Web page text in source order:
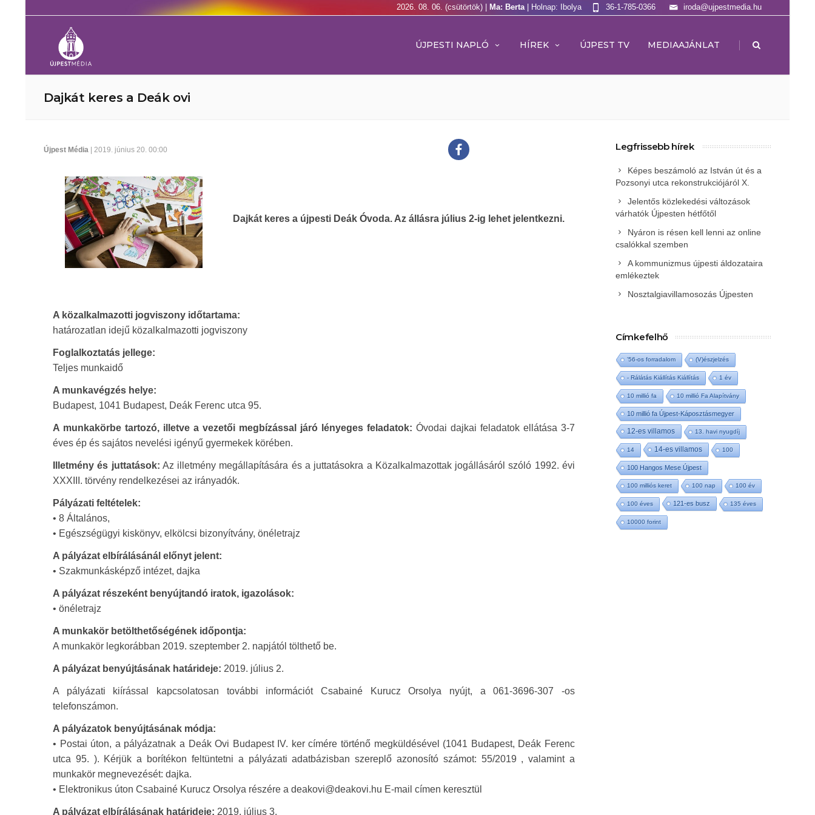
2026. 08. 06. (csütörtök) | Ma: Berta | Holnap: Ibolya iroda@ujpestmedia.hu
36-1-785-0366
ÚJPESTI NAPLÓ HÍREK ÚJPEST TV MEDIAAJÁNLAT |
Dajkát keres a Deák ovi
Újpest Média | 2019. június 20. 00:00
Dajkát keres a újpesti Deák Óvoda. Az állásra július 2-ig lehet jelentkezni.
A közalkalmazotti jogviszony időtartama:
határozatlan idejű közalkalmazotti jogviszony
Foglalkoztatás jellege:
Teljes munkaidő
A munkavégzés helye:
Budapest, 1041 Budapest, Deák Ferenc utca 95.
A munkakörbe tartozó, illetve a vezetői megbízással járó lényeges feladatok: Óvodai dajkai feladatok ellátása 3-7
éves ép és sajátos nevelési igényű gyermekek körében.
Illetmény és juttatások: Az illetmény megállapítására és a juttatásokra a Közalkalmazottak jogállásáról szóló 1992. évi
XXXIII. törvény rendelkezései az irányadók.
Pályázati feltételek:
• 8 Általános,
• Egészségügyi kiskönyv, elkölcsi bizonyítvány, önéletrajz
A pályázat elbírálásánál előnyt jelent:
• Szakmunkásképző intézet, dajka
A pályázat részeként benyújtandó iratok, igazolások:
• önéletrajz
A munkakör betölthetőségének időpontja:
A munkakör legkorábban 2019. szeptember 2. napjától tölthető be.
A pályázat benyújtásának határideje: 2019. július 2.
A pályázati kiírással kapcsolatosan további információt Csabainé Kurucz Orsolya nyújt, a 061-3696-307 -os
telefonszámon.
A pályázatok benyújtásának módja:
• Postai úton, a pályázatnak a Deák Ovi Budapest IV. ker címére történő megküldésével (1041 Budapest, Deák Ferenc
utca 95. ). Kérjük a borítékon feltüntetni a pályázati adatbázisban szereplő azonosító számot: 55/2019 , valamint a
munkakör megnevezését: dajka.
• Elektronikus úton Csabainé Kurucz Orsolya részére a deakovi@deakovi.hu E-mail címen keresztül
A pályázat elbírálásának határideje: 2019. július 3.
Legfrissebb hírek
Képes beszámoló az István út és a
Pozsonyi utca rekonstrukciójáról X.
Jelentős közlekedési változások
várhatók Újpesten hétfőtől
Nyáron is résen kell lenni az online
csalókkal szemben
A kommunizmus újpesti áldozataira
emlékeztek
Nosztalgiavillamosozás Újpesten
Címkefelhő
'56-os forradalom (V)észjelzés
- Rálátás Kiállítás Kiállítás 1 év
10 millió fa 10 millió Fa Alapítvány
10 millió fa Újpest-Káposztásmegyer
12-es villamos 13. havi nyugdíj
14 14-es villamos 100
100 Hangos Mese Újpest
100 milliós keret 100 nap 100 év
100 éves 121-es busz 135 éves
10000 forint